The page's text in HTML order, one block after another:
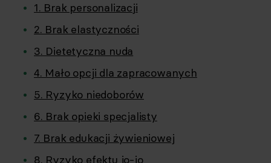
1. Brak personalizacji
2. Brak elastyczności
3. Dietetyczna nuda
4. Mało opcji dla zapracowanych
5. Ryzyko niedoborów
6. Brak opieki specjalisty
7. Brak edukacji żywieniowej
8. Ryzyko efektu jo-jo